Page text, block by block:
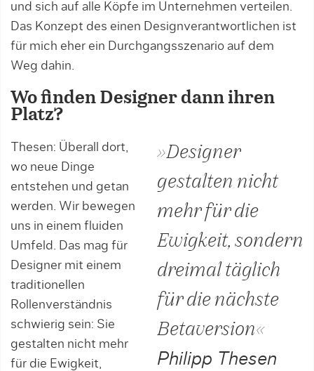
und sich auf alle Köpfe im Unternehmen verteilen.
Das Konzept des einen Designverantwortlichen ist
für mich eher ein Durchgangsszenario auf dem
Weg dahin.
Wo finden Designer dann ihren
Platz?
»Designer
gestalten nicht
mehr für die
Ewigkeit, sondern
dreimal täglich
für die nächste
Betaversion«
Philipp Thesen
Thesen: Überall dort,
wo neue Dinge
entstehen und getan
werden. Wir bewegen
uns in einem fluiden
Umfeld. Das mag für
Designer mit einem
traditionellen
Rollenverständnis
schwierig sein: Sie
gestalten nicht mehr
für die Ewigkeit,